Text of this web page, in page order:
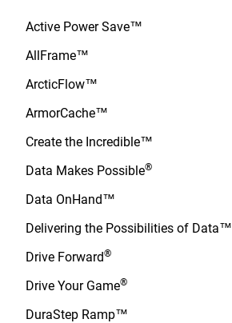
Active Power Save™
AllFrame™
ArcticFlow™
ArmorCache™
Create the Incredible™
Data Makes Possible®
Data OnHand™
Delivering the Possibilities of Data™
Drive Forward®
Drive Your Game®
DuraStep Ramp™